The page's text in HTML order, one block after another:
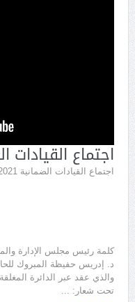
اجتماع القيادات
اجتماع القيادات الضمانية 2021
كلمة رئيس مجلس الإدارة
د. إدريس حفيظة المبروك
والذي عقد عبر الدائرة المغلقة
تحت شعار: